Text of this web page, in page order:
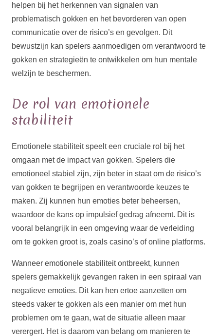
helpen bij het herkennen van signalen van
problematisch gokken en het bevorderen van open
communicatie over de risico’s en gevolgen. Dit
bewustzijn kan spelers aanmoedigen om verantwoord te
gokken en strategieën te ontwikkelen om hun mentale
welzijn te beschermen.
De rol van emotionele
stabiliteit
Emotionele stabiliteit speelt een cruciale rol bij het
omgaan met de impact van gokken. Spelers die
emotioneel stabiel zijn, zijn beter in staat om de risico’s
van gokken te begrijpen en verantwoorde keuzes te
maken. Zij kunnen hun emoties beter beheersen,
waardoor de kans op impulsief gedrag afneemt. Dit is
vooral belangrijk in een omgeving waar de verleiding
om te gokken groot is, zoals casino’s of online platforms.
Wanneer emotionele stabiliteit ontbreekt, kunnen
spelers gemakkelijk gevangen raken in een spiraal van
negatieve emoties. Dit kan hen ertoe aanzetten om
steeds vaker te gokken als een manier om met hun
problemen om te gaan, wat de situatie alleen maar
verergert. Het is daarom van belang om manieren te